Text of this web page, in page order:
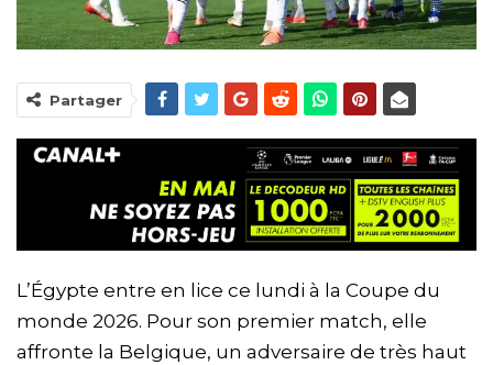
Partager
L’Égypte entre en lice ce lundi à la Coupe du
monde 2026. Pour son premier match, elle
affronte la Belgique, un adversaire de très haut